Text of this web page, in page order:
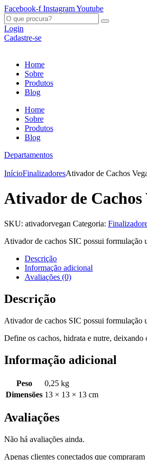
Ir
para
o
conteúdo
Facebook-f InstagramYoutube
O
que
procura?
Login
Cadastre-se
Home
Sobre
Produtos
Blog
Home
Sobre
Produtos
Blog
Departamentos
InícioFinalizadoresAtivador de Cachos
Ativador de Cachos
SKU: ativadorvegan Categoria:
Ativador de cachos SIC possui formulação
Descrição
Informação adicional
Avaliações (0)
Descrição
Ativador de cachos SIC possui formulação
Define os cachos, hidrata e nutre,
Informação adicional
Peso
0,25 kg
Dimensões 13 × 13 × 13 cm
Avaliações
Não há avaliações ainda.
Apenas clientes conectados que